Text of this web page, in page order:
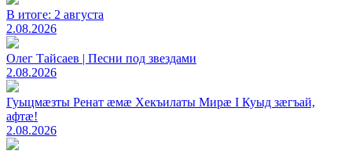
В итоге: 2 августа
2.08.2026
Олег Тайсаев | Песни под звездами
2.08.2026
Гуыцмӕзты Ренат ӕмӕ Хекъилаты Мирӕ I Куыд зӕгъай,
афтӕ!
2.08.2026